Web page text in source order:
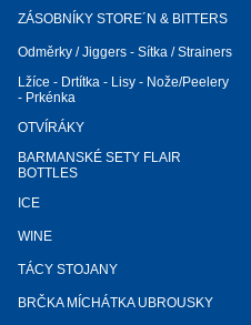
ZÁSOBNÍKY STORE´N & BITTERS
Odměrky / Jiggers - Sítka / Strainers
Lžíce - Drtítka - Lisy - Nože/Peelery
- Prkénka
OTVÍRÁKY
BARMANSKÉ SETY FLAIR
BOTTLES
ICE
WINE
TÁCY STOJANY
BRČKA MÍCHÁTKA UBROUSKY